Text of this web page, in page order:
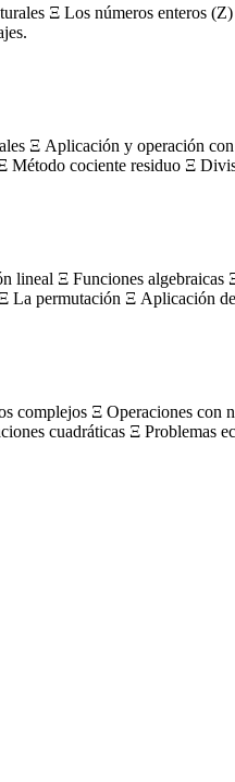
Ξ Los números enteros
Ξ Aplicación y operación
cociente residuo Ξ
Ξ Funciones algebraicas
La permutación Ξ Aplicación
Ξ Operaciones con
cuadráticas Ξ Problemas